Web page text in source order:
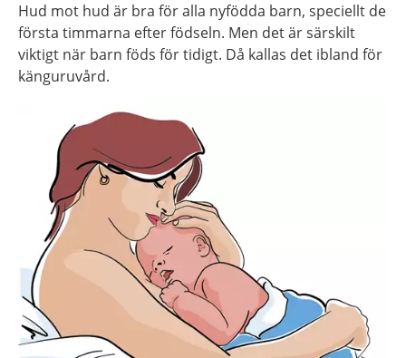
Hud mot hud är bra föralla nyfödda barn, speciellt de
första timmarna efter födseln. Men det är särskilt
viktigt när barn föds för tidigt. Då kallas det ibland för
känguruvård.